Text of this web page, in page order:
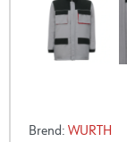
Brend: WURTH